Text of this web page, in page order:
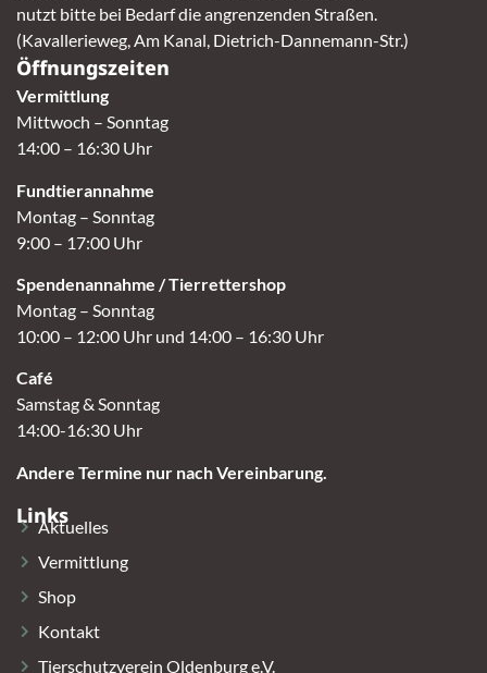
nutzt bitte bei Bedarf die angrenzenden Straßen.
(Kavallerieweg, Am Kanal, Dietrich-Dannemann-Str.)
Öffnungszeiten
Vermittlung
Mittwoch – Sonntag
14:00 – 16:30 Uhr
Fundtierannahme
Montag – Sonntag
9:00 – 17:00 Uhr
Spendenannahme / Tierrettershop
Montag – Sonntag
10:00 – 12:00 Uhr und 14:00 – 16:30 Uhr
Café
Samstag & Sonntag
14:00-16:30 Uhr
Andere Termine nur nach Vereinbarung.
Links
Aktuelles
Vermittlung
Shop
Kontakt
Tierschutzverein Oldenburg e.V.